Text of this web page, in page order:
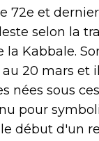
72e et
selon la
la Kabbale.
20 mars et
nées sous
pour
début d'un